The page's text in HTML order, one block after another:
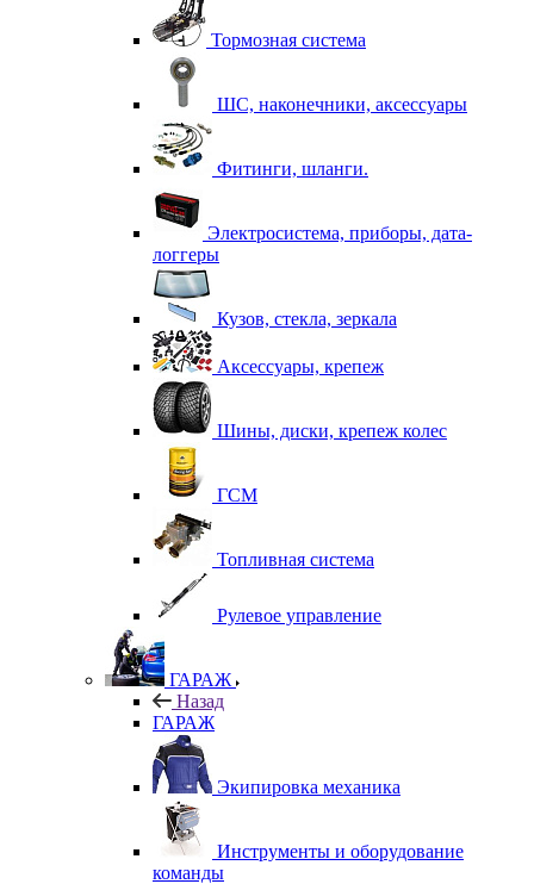
Тормозная система
ШС, наконечники, аксессуары
Фитинги, шланги.
Электросистема, приборы, дата-
логгеры
Кузов, стекла, зеркала
Аксессуары, крепеж
Шины, диски, крепеж колес
ГСМ
Топливная система
Рулевое управление
ГАРАЖ
Назад
ГАРАЖ
Экипировка механика
Инструменты и оборудование
команды